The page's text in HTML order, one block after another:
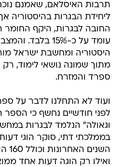
תרבות האיסלאם, שאמנם
ליחידת הבגרות בהיסטוריה
החובה לבגרות, היקף החומר
עומד על כ-15%
מתוך שמונה נושאי לימוד, רק
ספרד והמזרח.
ועוד לא התחלנו לדבר על
לפני חודשיים נחשף כי הספר
וגאולה" הנלמד לבגרות
ואילו רק הוגה דעות אחד